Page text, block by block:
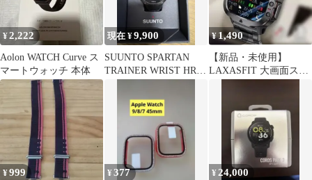
¥2,222
Aolon WATCH Curve ス
マートウォッチ 本体
現在 ¥9,900
SUUNTO SPARTAN
TRAINER WRIST HRス
¥ 1,490
【新品・未使用】
LAXASFIT 大画面スマ
¥999 ¥377 ¥24,000